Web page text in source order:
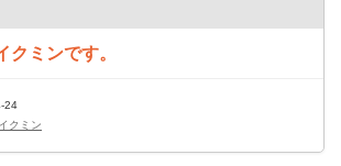
クミンです。
24
クミン